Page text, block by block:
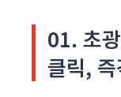
01. 초
클릭,